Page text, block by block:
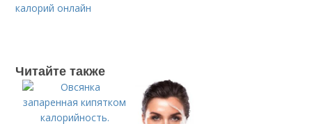
калорий онлайн
Читайте также